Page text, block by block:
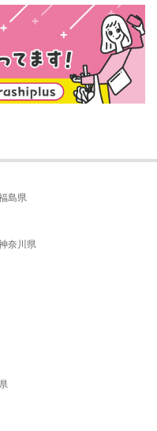
島県
奈川県